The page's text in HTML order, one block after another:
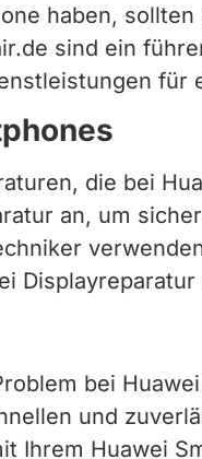
haben,
sind ein
für
die bei
an, um
bei
und
Ihrem Huawei